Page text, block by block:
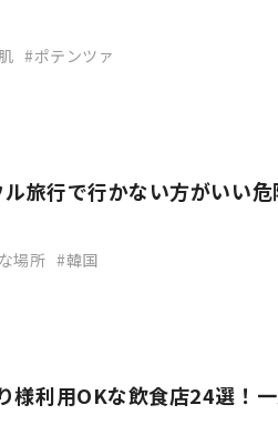
ポテンツァ
旅行で行かない方がいい
場所 韓国
様利用OKな飲食店24選！